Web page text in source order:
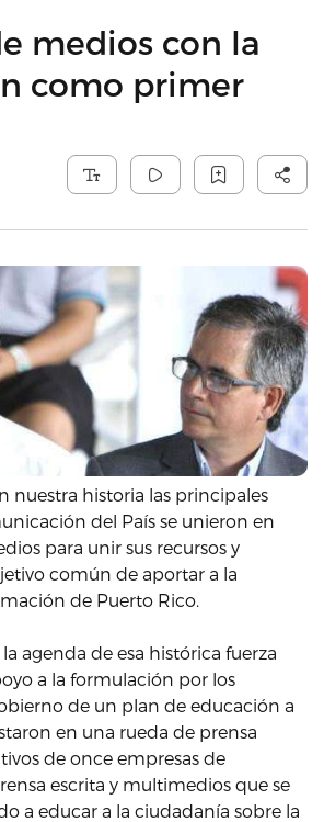
medios con la
como primer
nuestra historia las principales
del País se unieron en
para unir sus recursos y
común de aportar a la
de Puerto Rico.
agenda de esa histórica fuerza
a la formulación por los
de un plan de educación a
en una rueda de prensa
de once empresas de
escrita y multimedios que se
a educar a la ciudadanía sobre la